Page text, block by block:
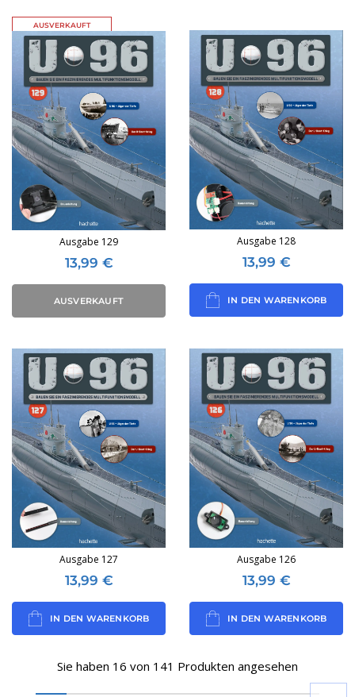
AUSVERKAUFT
Ausgabe 129
13,99 €
AUSVERKAUFT
Ausgabe 128
13,99 €
IN DEN WARENKORB
Ausgabe 127
13,99 €
IN DEN WARENKORB
Ausgabe 126
13,99 €
IN DEN WARENKORB
Sie haben 16 von 141 Produkten angesehen